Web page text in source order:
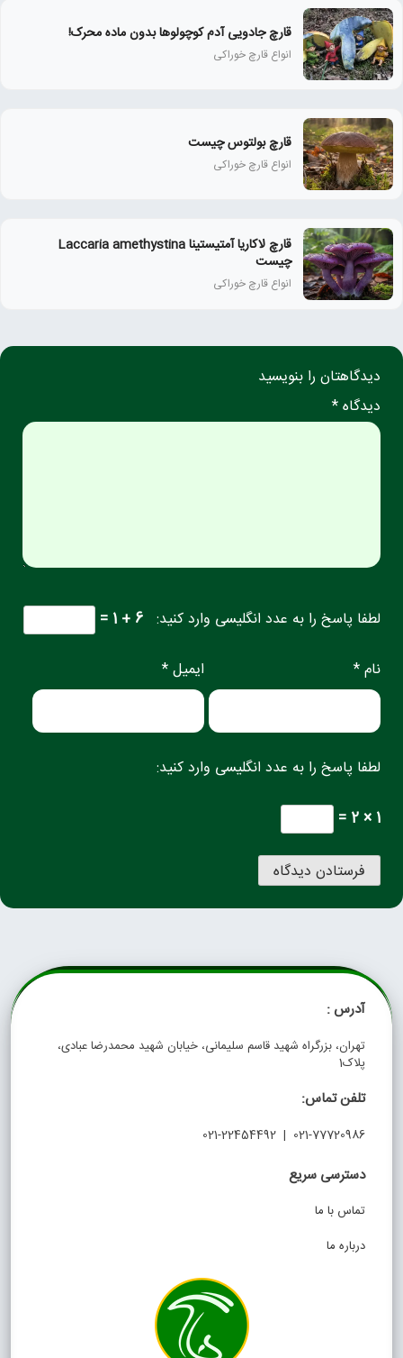
قارچ جادویی آدم کوچولوها بدون ماده محرک!
انواع قارچ خوراکی
قارچ بولتوس چیست
انواع قارچ خوراکی
قارچ لاکاریا آمتیستینا Laccaria amethystina
چیست
انواع قارچ خوراکی
دیدگاهتان را بنویسید
دیدگاه *
لطفا پاسخ را به عدد انگلیسی وارد کنید: 6 + 1 =
نام * ایمیل *
لطفا پاسخ را به عدد انگلیسی وارد کنید:
1 × 2 =
آدرس :
تهران، بزرگراه شهید قاسم سلیمانی، خیابان شهید محمدرضا عبادی،
پلاک1
تلفن تماس:
021-77720986 | 021-22454492
دسترسی سریع
تماس با ما
درباره ما